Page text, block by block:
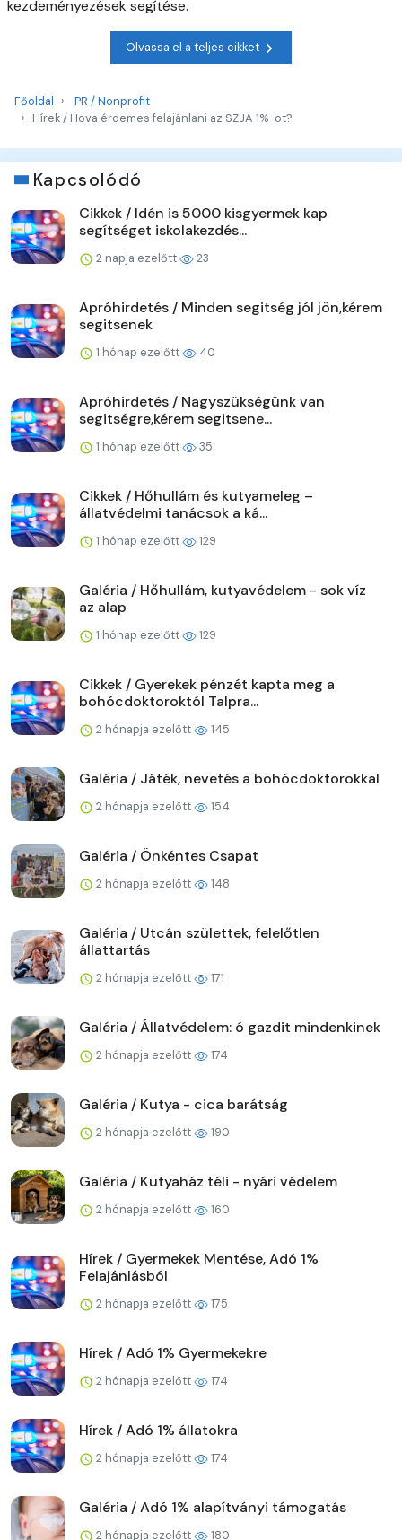
kezdeményezések segítése.
Olvassa el a teljes cikket
Főoldal
PR / Nonprofit
Hírek / Hova érdemes felajánlani az SZJA 1%-ot?
Kapcsolódó
Cikkek / Idén is 5000 kisgyermek kap
segítséget iskolakezdés...
2 napja ezelőtt 23
Apróhirdetés / Minden segitség jól jön,kérem
segitsenek
1 hónap ezelőtt 40
Apróhirdetés / Nagyszükségünk van
segitségre,kérem segitsene...
1 hónap ezelőtt 35
Cikkek / Hőhullám és kutyameleg –
állatvédelmi tanácsok a ká...
1 hónap ezelőtt 129
Galéria / Hőhullám, kutyavédelem - sok víz
az alap
1 hónap ezelőtt 129
Cikkek / Gyerekek pénzét kapta meg a
bohócdoktoroktól Talpra...
2 hónapja ezelőtt 145
Galéria / Játék, nevetés a bohócdoktorokkal
2 hónapja ezelőtt 154
Galéria / Önkéntes Csapat
2 hónapja ezelőtt 148
Galéria / Utcán születtek, felelőtlen
állattartás
2 hónapja ezelőtt 171
Galéria / Állatvédelem: ó gazdit mindenkinek
2 hónapja ezelőtt 174
Galéria / Kutya - cica barátság
2 hónapja ezelőtt 190
Galéria / Kutyaház téli - nyári védelem
2 hónapja ezelőtt 160
Hírek / Gyermekek Mentése, Adó 1%
Felajánlásból
2 hónapja ezelőtt 175
Hírek / Adó 1% Gyermekekre
2 hónapja ezelőtt 174
Hírek / Adó 1% állatokra
2 hónapja ezelőtt 174
Galéria / Adó 1% alapítványi támogatás
2 hónapja ezelőtt 180